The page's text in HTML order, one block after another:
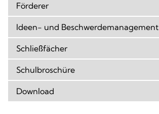
Förderer
Ideen- und Beschwerdemanagement
Schließfächer
Schulbroschüre
Download